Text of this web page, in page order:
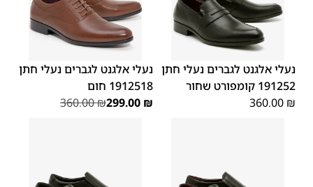
40
41
42
43
44
נעלי אלגנט לגברים נעלי חתן
191252 קומפורט שחור
360.00 ₪
40
41
42
43
נעלי אלגנט לגברים נעלי חתן
1912518 חום
360.00₪299.00 ₪